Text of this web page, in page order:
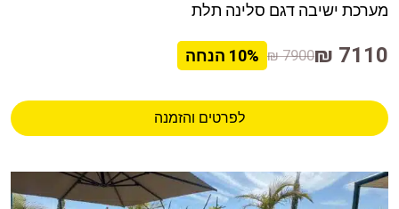
מערכת ישיבה דגם סלינה תלת
7110 ₪
7900 ₪
10% הנחה
לפרטים והזמנה